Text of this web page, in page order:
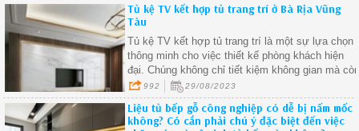
Tủ kệ TV kết hợp tủ trang trí ở Bà Rịa Vũng
Tàu
Tủ kệ TV kết hợp tủ trang trí là một sự lựa chọn
thông minh cho việc thiết kế phòng khách hiện
đại. Chúng không chỉ tiết kiệm không gian mà
tạo điểm nhấn thẩm mỹ và cung cấp sự tiện lợi
trong việc lưu trữ
992 29/08/2023
Liệu tủ bếp gỗ công nghiệp có dễ bị nấm mốc
không? Có cần phải chú ý đặc biệt đến việc